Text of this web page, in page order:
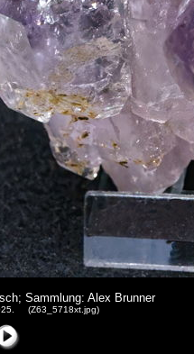
Sammlung: Alex Brunner
(Z63_5718xt.jpg)